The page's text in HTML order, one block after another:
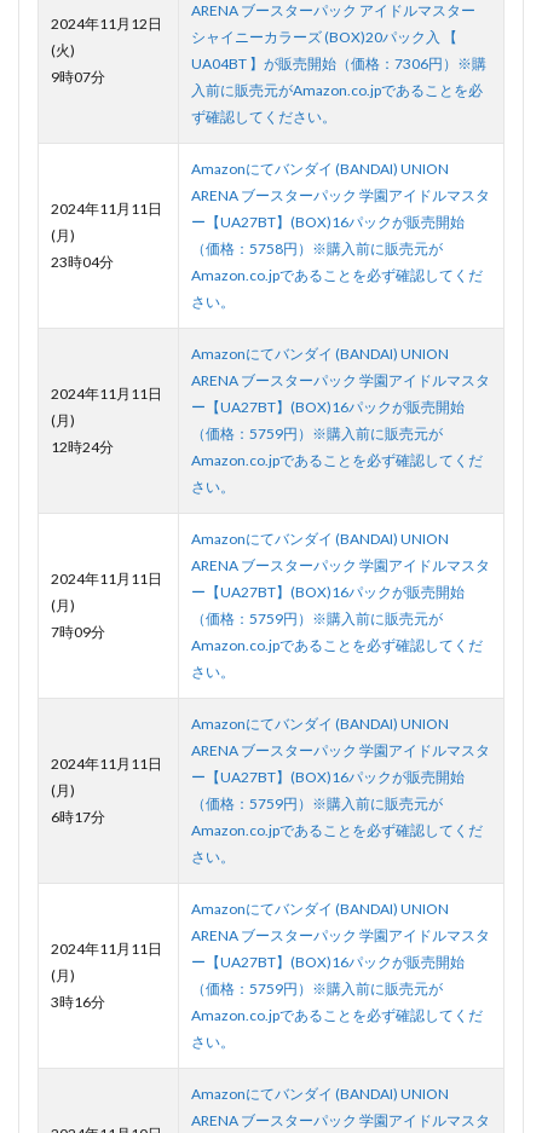
2024年11月12日
(火)
9時07分
ARENA ブースターパック アイドルマスター
シャイニーカラーズ (BOX)20パック入 【
UA04BT 】が販売開始（価格：7306円）※購
入前に販売元がAmazon.co.jpであることを必
ず確認してください。
2024年11月11日
(月)
23時04分
Amazonにてバンダイ (BANDAI) UNION
ARENA ブースターパック 学園アイドルマスタ
ー【UA27BT】(BOX)16パックが販売開始
（価格：5758円）※購入前に販売元が
Amazon.co.jpであることを必ず確認してくだ
さい。
2024年11月11日
(月)
12時24分
Amazonにてバンダイ (BANDAI) UNION
ARENA ブースターパック 学園アイドルマスタ
ー【UA27BT】(BOX)16パックが販売開始
（価格：5759円）※購入前に販売元が
Amazon.co.jpであることを必ず確認してくだ
さい。
2024年11月11日
(月)
7時09分
Amazonにてバンダイ (BANDAI) UNION
ARENA ブースターパック 学園アイドルマスタ
ー【UA27BT】(BOX)16パックが販売開始
（価格：5759円）※購入前に販売元が
Amazon.co.jpであることを必ず確認してくだ
さい。
2024年11月11日
(月)
6時17分
Amazonにてバンダイ (BANDAI) UNION
ARENA ブースターパック 学園アイドルマスタ
ー【UA27BT】(BOX)16パックが販売開始
（価格：5759円）※購入前に販売元が
Amazon.co.jpであることを必ず確認してくだ
さい。
2024年11月11日
(月)
3時16分
Amazonにてバンダイ (BANDAI) UNION
ARENA ブースターパック 学園アイドルマスタ
ー【UA27BT】(BOX)16パックが販売開始
（価格：5759円）※購入前に販売元が
Amazon.co.jpであることを必ず確認してくだ
さい。
Amazonにてバンダイ (BANDAI) UNION
ARENA ブースターパック 学園アイドルマスタ